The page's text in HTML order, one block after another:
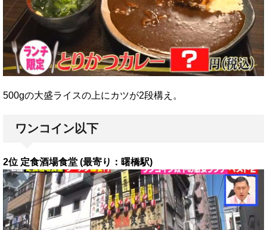
500gの大盛ライスの上にカツが2段構え。
ワンコイン以下
2位 定食酒場食堂 (最寄り：曙橋駅)